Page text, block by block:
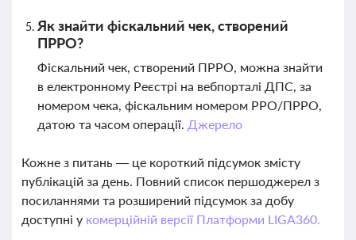
Як знайти фіскальний чек, створений
ПРРО?
Фіскальний чек, створений ПРРО, можна знайти
в електронному Реєстрі на вебпорталі ДПС, за
номером чека, фіскальним номером РРО/ПРРО,
датою та часом операції. Джерело
Кожне з питань — це короткий підсумок змісту
публікацій за день. Повний список першоджерел з
посиланнями та розширений підсумок за добу
доступні у комерційній версії Платформи LIGA360.